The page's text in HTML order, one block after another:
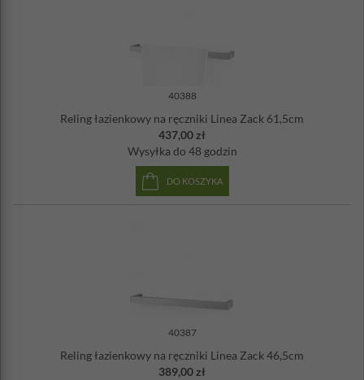
40388
Reling łazienkowy na ręczniki Linea Zack 61,5cm
437,00 zł
Wysyłka do 48 godzin
DO KOSZYKA
40387
Reling łazienkowy na ręczniki Linea Zack 46,5cm
389,00 zł